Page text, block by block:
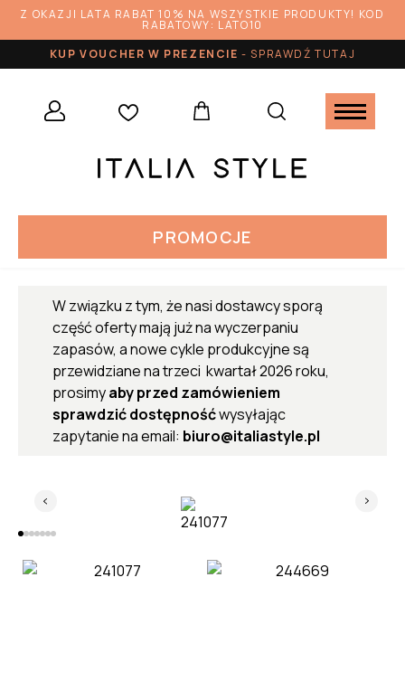
Z OKAZJI LATA RABAT 10% NA WSZYSTKIE PRODUKTY! KOD
RABATOWY: LATO10
KUP VOUCHER W PREZENCIE-SPRAWDŹ TUTAJ
PROMOCJE
W związku z tym, że nasi dostawcy sporą
część oferty mają już na wyczerpaniu
zapasów, a nowe cykle produkcyjne są
przewidziane na trzeci kwartał 2026 roku,
prosimyaby przed zamówieniem
sprawdzić dostępnośćwysyłając
zapytanie na email: biuro@italiastyle.pl